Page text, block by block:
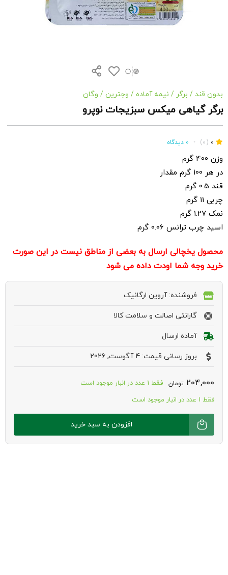
بدون قند / برگر / نیمه آماده / وجترین / وگان
برگر گیاهی میکس سبزیجات نوپرو
0
(0)
• 0 دیدگاه
وزن 400 گرم
در هر 100 گرم مقدار
قند 0.5 گرم
چربی 11 گرم
نمک 1.27 گرم
اسید چرب ترانس 0.06 گرم
محصول یخچالی ارسال به بعضی از مناطق نیست در این صورت
خرید وجه شما اودت داده می شود
فروشنده: آروین ارگانیک
گارانتی اصالت و سلامت کالا
آماده ارسال
بروز رسانی قیمت: 4 آگوست, 2026
204,000 تومان
فقط 1 عدد در انبار موجود است
فقط 1 عدد در انبار موجود است
برگر
گیاهی
میکس
افزودن به سبد خرید